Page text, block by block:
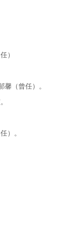
）
（曾任）。
）。